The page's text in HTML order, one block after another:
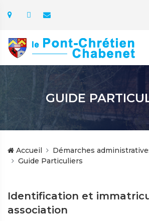
GUIDE
Accueil
Démarches
Guide Particuliers
Identification et
association